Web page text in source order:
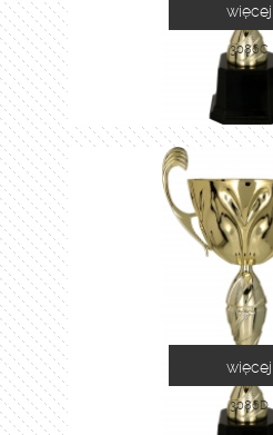
3086C
więcej
3086D
więcej